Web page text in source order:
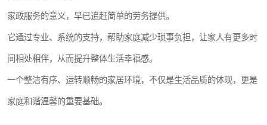
家政服务的意义，早已追赶简单的劳务提供。
它通过专业、系统的支持，帮助家庭减少琐事负担，让家人有更多时
间相处相伴，从而提升整体生活幸福感。
一个整洁有序、运转顺畅的家居环境，不仅是生活品质的体现，更是
家庭和谐温馨的重要基础。